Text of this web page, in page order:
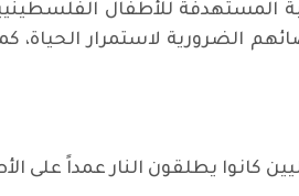
المستهدفة للأطفال
الضرورية لاستمرار
قد ذكرت بالفعل في نيسان 2024 أن الجنود الإسرائيليين كانوا